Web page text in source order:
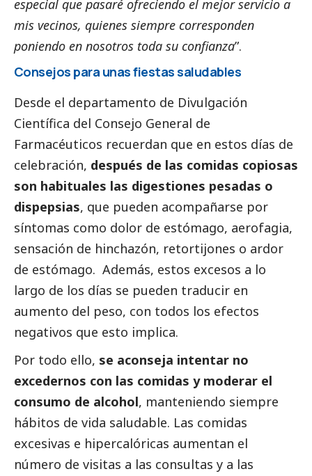
especial que pasaré ofreciendo el mejor servicio a
mis vecinos, quienes siempre corresponden
poniendo en nosotros toda su confianza”.
Consejos para unas fiestas saludables
Desde el departamento de Divulgación
Científica del Consejo General de
Farmacéuticos recuerdan que en estos días de
celebración, después de las comidas copiosas
son habituales las digestiones pesadas o
dispepsias, que pueden acompañarse por
síntomas como dolor de estómago, aerofagia,
sensación de hinchazón, retortijones o ardor
de estómago. Además, estos excesos a lo
largo de los días se pueden traducir en
aumento del peso, con todos los efectos
negativos que esto implica.
Por todo ello, se aconseja intentar no
excedernos con las comidas y moderar el
consumo de alcohol, manteniendo siempre
hábitos de vida saludable. Las comidas
excesivas e hipercalóricas aumentan el
número de visitas a las consultas y a las